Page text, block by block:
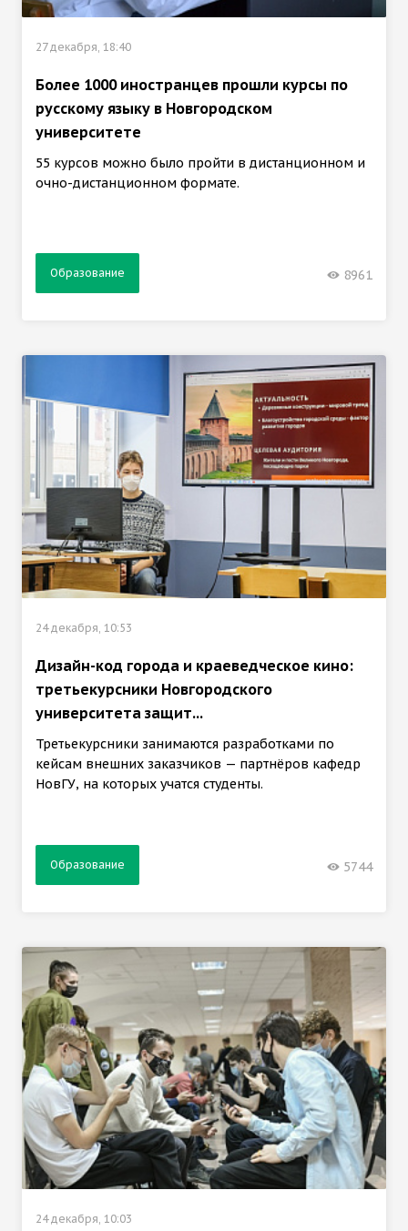
27 декабря, 18:40
Более 1000 иностранцев прошли курсы по
русскому языку в Новгородском
университете
55 курсов можно было пройти в дистанционном и
очно-дистанционном формате.
Образование 8961
24 декабря, 10:53
Дизайн-код города и краеведческое кино:
третьекурсники Новгородского
университета защит...
Третьекурсники занимаются разработками по
кейсам внешних заказчиков — партнёров кафедр
НовГУ, на которых учатся студенты.
Образование 5744
24 декабря, 10:03